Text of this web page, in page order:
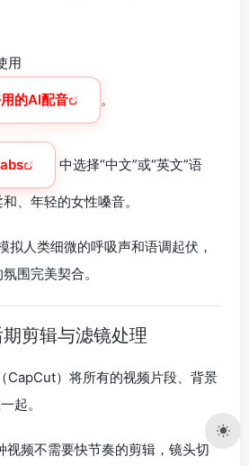
用
的AI配音 。
中选择“中文”或“英文”语
、年轻的女性嗓音。
拟人类细微的呼吸声和语调起伏，
围完美契合。
剪辑与滤镜处理
CapCut）将所有的视频片段、背景
起。
视频不需要快节奏的剪辑，镜头切